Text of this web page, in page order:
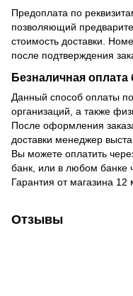
Предоплата по
позволяющий
стоимость доставки.
после подтверждения
Безналичная оплата
Данный способ оплаты
организаций, а также
После оформления
доставки менеджер
Вы можете оплатить
банк, или в любом банке
Гарантия от магазина 12
Отзывы